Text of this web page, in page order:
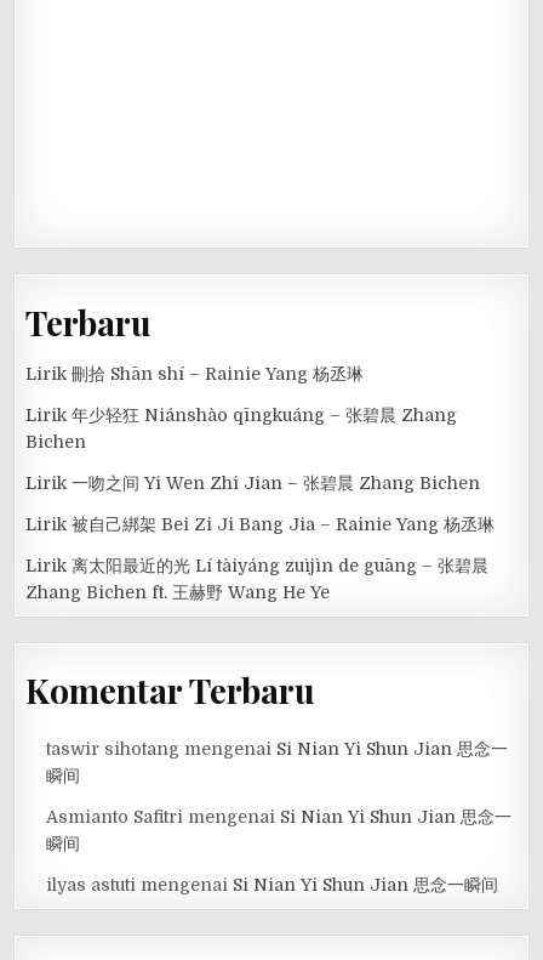
Terbaru
Lirik 刪拾 Shān shí – Rainie Yang 杨丞琳
Lirik 年少轻狂 Niánshào qīngkuáng – 张碧晨 Zhang
Bichen
Lirik 一吻之间 Yi Wen Zhi Jian – 张碧晨 Zhang Bichen
Lirik 被自己綁架 Bei Zi Ji Bang Jia – Rainie Yang 杨丞琳
Lirik 离太阳最近的光 Lí tàiyáng zuìjìn de guāng – 张碧晨
Zhang Bichen ft. 王赫野 Wang He Ye
Komentar Terbaru
taswir sihotang mengenai Si Nian Yi Shun Jian 思念一
瞬间
Asmianto Safitri mengenai Si Nian Yi Shun Jian 思念一
瞬间
ilyas astuti mengenai Si Nian Yi Shun Jian 思念一瞬间